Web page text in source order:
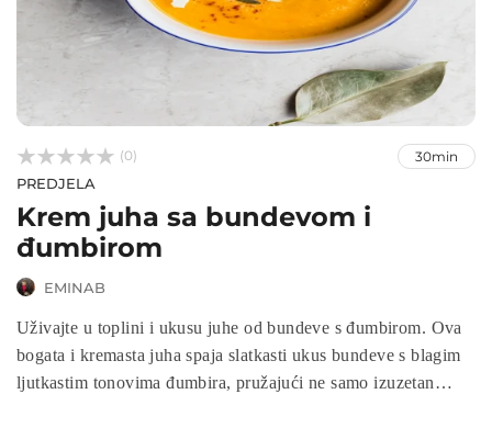


 (0) 30min
PREDJELA
Krem juha sa bundevom i
đumbirom
EMINAB
Uživajte u toplini i ukusu juhe od bundeve s đumbirom. Ova
bogata i kremasta juha spaja slatkasti ukus bundeve s blagim
ljutkastim tonovima đumbira, pružajući ne samo izuzetan